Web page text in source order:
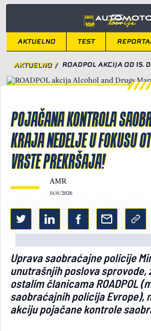
Light/Dark mode
AKTUELNO TEST
AKTUELNO / ROADPOL AKCIJA OD 15.
POJAČANA KONTROLA
KRAJA NEDELJE U FOKUSU
VRSTE PREKRŠAJA!
AMR
15/6/2026
Uprava saobraćajne policije
unutrašnjih poslova sprovode,
ostalim članicama ROADPOL
saobraćajnih policija Evrope),
akciju pojačane kontrole